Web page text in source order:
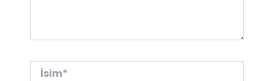
İsim*